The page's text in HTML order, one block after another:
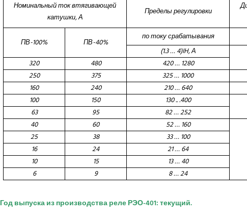
Номинальный ток втягивающей
катушки, А
Пределы регулировки
ПВ-100% ПВ-40%
по току срабатывания
(1.3 … 4)IH, А
320 480
420 … 1280
250
375
325 … 1000
160
240 210 … 640
100
150 130 .. .400
63 95
82 … 252
40
60 52 … 160
25 38
33 … 100
16
24
21 … 64
10
15
13 … 40
6
9 8 … 24
Год выпуска из производства реле РЭО-401: текущий.